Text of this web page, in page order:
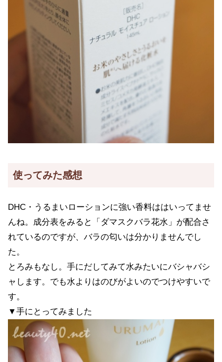
使ってみた感想
DHC・うるまいローションに強い香料ははいってませ
んね。成分表をみると「ダマスクバラ花水」が配合さ
れているのですが、バラの匂いは分かりませんでし
た。
とろみもなし。手にだしてみて水みたいにバシャバシ
ャします。でも水よりはのびがよいのでつけやすいで
す。
▼手にとってみました